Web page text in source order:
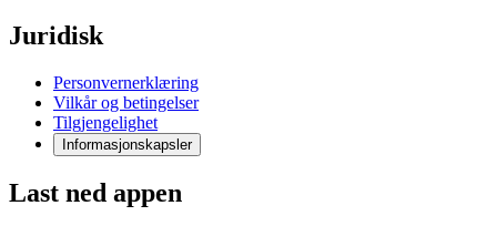
Juridisk
Personvernerklæring
Vilkår og betingelser
Tilgjengelighet
Informasjonskapsler
Last ned appen